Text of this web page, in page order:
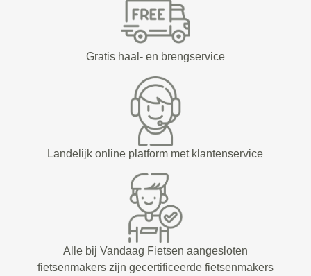
Gratis haal- en brengservice
Landelijk online platform met klantenservice
Alle bij Vandaag Fietsen aangesloten
fietsenmakers zijn gecertificeerde fietsenmakers